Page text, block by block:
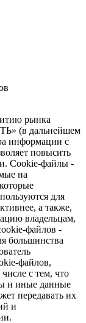
рынка
(в дальнейшем
информации с
повысить
Сookie-файлы -
на
для
а также,
владельцам,
файлов -
большинства
файлов,
с тем, что
и иные данные
передавать их
и